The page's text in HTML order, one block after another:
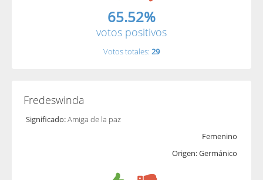
65.52%
votos positivos
Votos totales: 29
Fredeswinda
Significado:Amiga de la paz
Femenino
Origen: Germánico